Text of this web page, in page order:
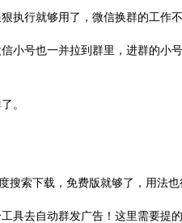
执行就够用了，微信换群的工作
小号也一并拉到群里，进群的小
。
搜索下载，免费版就够了，用法
具去自动群发广告！这里需要提